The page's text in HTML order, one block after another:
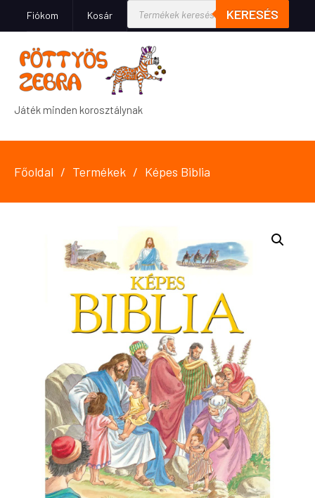
Fiókom Kosár KERESÉS
Játék minden korosztálynak
Főoldal Termékek Képes Biblia